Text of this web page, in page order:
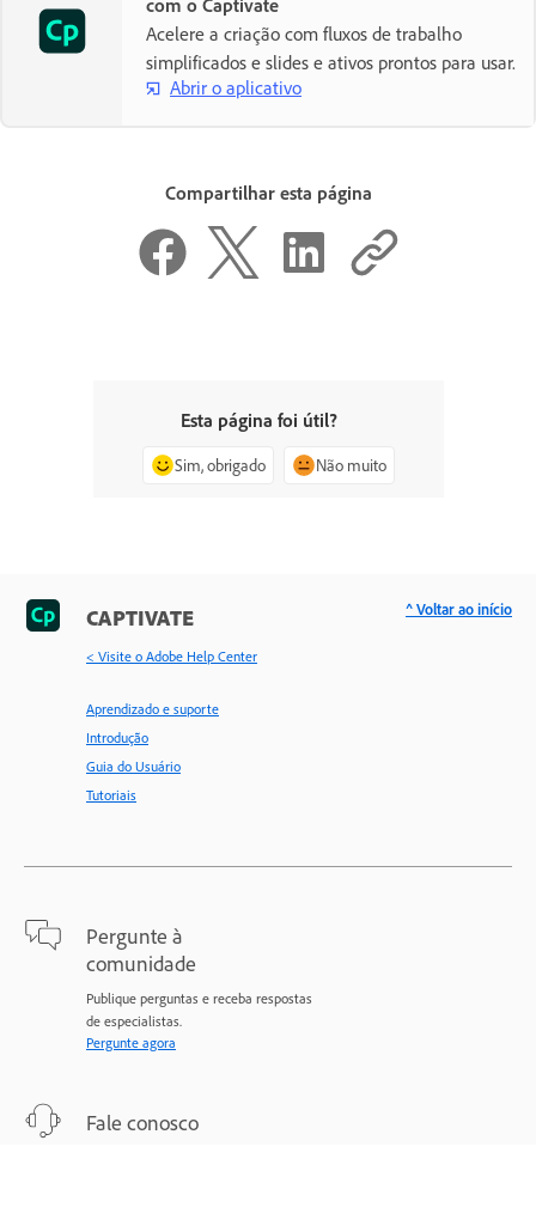
Acelere a criação com fluxos de trabalho
simplificados e slides e ativos prontos para usar.
Abrir o aplicativo
Compartilhar esta página
Esta página foi útil?
Sim, obrigado Não muito
CAPTIVATE
< Visite o Adobe Help Center
Aprendizado e suporte
Introdução
Guia do Usuário
Tutoriais
Pergunte à
comunidade
Publique perguntas e receba respostas
de especialistas.
Pergunte agora
Fale conosco
^ Voltar ao início